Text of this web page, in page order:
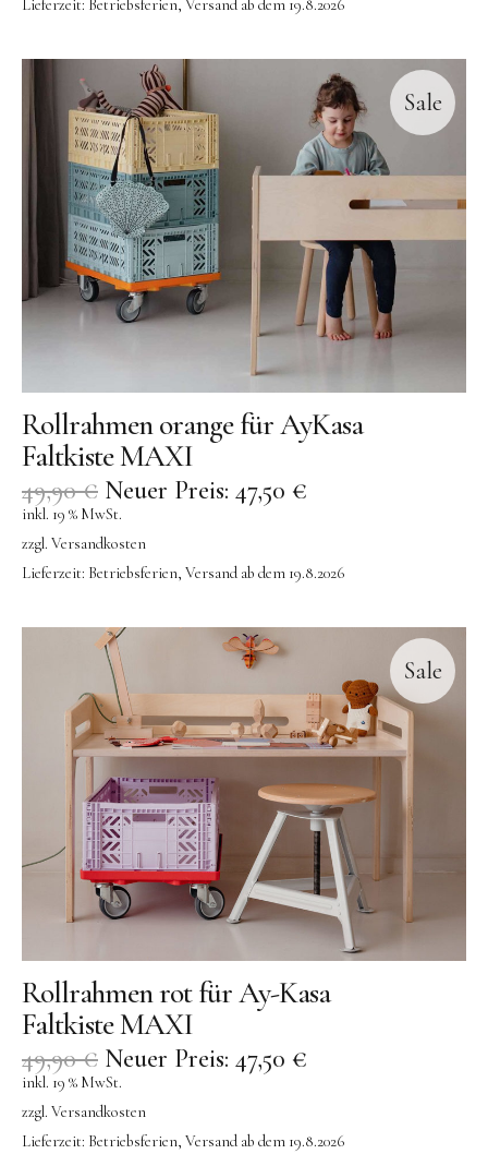
Lieferzeit: Betriebsferien, Versand ab dem 19.8.2026
Sale
Rollrahmen orange für AyKasa
Faltkiste MAXI
49,90€ Neuer Preis: 47,50 €
inkl. 19 % MwSt.
zzgl. Versandkosten
Lieferzeit: Betriebsferien, Versand ab dem 19.8.2026
Sale
Rollrahmen rot für Ay-Kasa
Faltkiste MAXI
49,90€ Neuer Preis: 47,50 €
inkl. 19 % MwSt.
zzgl. Versandkosten
Lieferzeit: Betriebsferien, Versand ab dem 19.8.2026